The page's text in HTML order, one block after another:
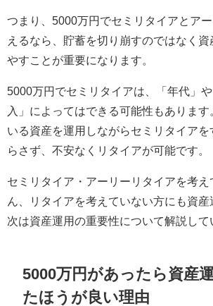
つまり、5000万円でセミリタイアとア
えるなら、貯蓄を切り崩すのではなく
やすことが重要になります。
5000万円でセミリタイアは、「年代」
入」によってはできる可能性もありま
いる資産を運用しながらセミリタイアを
らさず、不安なくリタイアが可能です。
セミリタイア・アーリーリタイアを考え
ん、リタイアを考えていない方にも資産
次は資産運用の重要性について解説して
5000万円があったら資産
たほうが良い理由